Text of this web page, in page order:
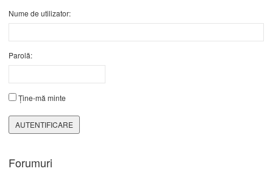
Nume de utilizator:
Parolă:
Ține-mă minte
AUTENTIFICARE
Forumuri